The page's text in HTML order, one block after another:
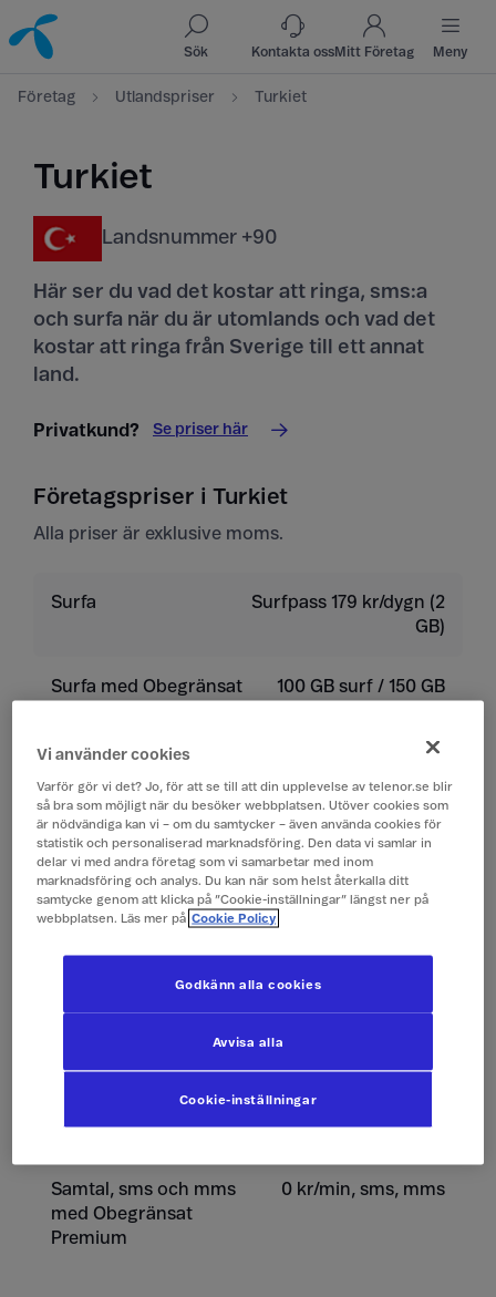
Till innehåll
Till sök
Sök Kontakta ossMitt Företag Meny
Företag Utlandspriser Turkiet
Turkiet
Landsnummer +90
Här ser du vad det kostar att ringa, sms:a
och surfa när du är utomlands och vad det
kostar att ringa från Sverige till ett annat
land.
Privatkund? Se priser här
Företagspriser i Turkiet
Alla priser är exklusive moms.
Surfa
Surfpass 179 kr/dygn (2
GB)
Surfa med Obegränsat
100 GB surf / 150 GB
Ta emot samtal 19 kr/min
Lyssna på röstbrevlåda 19 kr/min
Ta emot sms 0 kr/st
Skicka mms 10 kr/st
Ta emot mms 10 kr/st
Samtal, sms och mms
med Obegränsat
Premium
0 kr/min, sms, mms
Vi använder cookies
Varför gör vi det? Jo, för att se till att din upplevelse av telenor.se blir
så bra som möjligt när du besöker webbplatsen. Utöver cookies som
är nödvändiga kan vi – om du samtycker – även använda cookies för
statistik och personaliserad marknadsföring. Den data vi samlar in
delar vi med andra företag som vi samarbetar med inom
marknadsföring och analys. Du kan när som helst återkalla ditt
samtycke genom att klicka på ”Cookie-inställningar” längst ner på
webbplatsen. Läs mer på Cookie Policy
Cookie-inställningar
Avvisa alla
Godkänn alla cookies